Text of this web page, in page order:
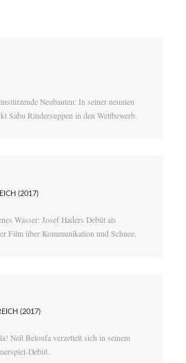
Neubauten: In seiner neunten
Sabu Rindersuppen in den Wettbewerb.
(2017)
Wasser: Josef Haders Debüt als
Film über Kommunikation und Schnee.
(2017)
Neïl Beloufa verzettelt sich in seinem
Debüt.